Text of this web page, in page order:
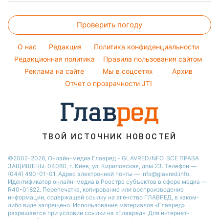
Виталий Козловский
Простые блюда
Легкие десерты
Напитки
Денежная помощь
Курс валют
Новости Львова
Новости Полтавы
Новости Днепра
Новости Сум
Новости Тернополя
Новости Черкассы
Новости Житомира
Новости Ровно
Новости Запорожья
Проверить погоду
O нас Редакция
Политика конфиденциальности
Редакционная политика
Правила пользования сайтом
Реклама на сайте
Мы в соцсетях
Архив
Отчет о прозрачности JTI
ТВОЙ ИСТОЧНИК НОВОСТЕЙ
©2002-2026, Онлайн-медиа Главред - GLAVRED.INFO. ВСЕ ПРАВА
ЗАЩИЩЕНЫ. 04080, г. Киев, ул. Кириловская, дом 23. Телефон —
(044) 490-01-01. Адрес электронной почты — info@glavred.info.
Идентификатор онлайн-медиа в Реестре cубъектов в сфере медиа —
R40-01822. Перепечатка, копирование или воспроизведение
информации, содержащей ссылку на агенство ГЛАВРЕД, в каком-
либо виде запрещено. Использование материалов «Главред»
разрешается при условии ссылки на «Главред». Для интернет-